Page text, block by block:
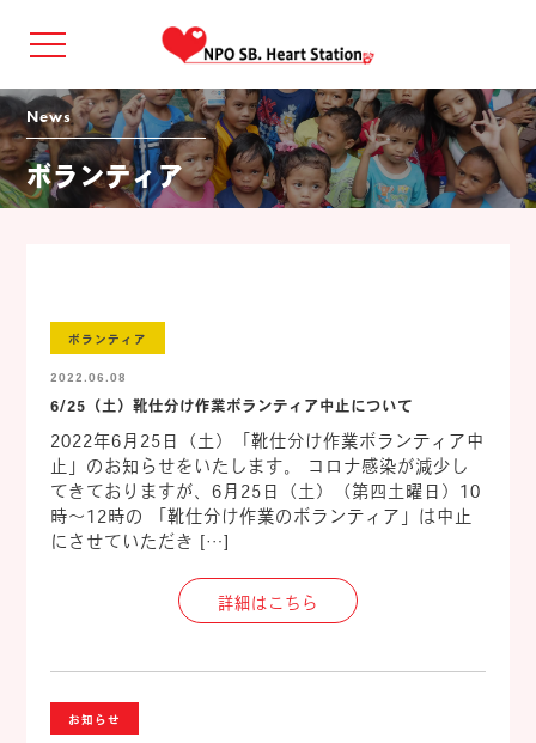
news
ボランティア
ボランティア
2022.06.08
6/25（土）靴仕分け作業ボランティア中止について
2022年6月25日（土）「靴仕分け作業ボランティア中
止」のお知らせをいたします。 コロナ感染が減少し
てきておりますが、6月25日（土）（第四土曜日）10
時～12時の 「靴仕分け作業のボランティア」は中止
にさせていただき […]
詳細はこちら
お知らせ